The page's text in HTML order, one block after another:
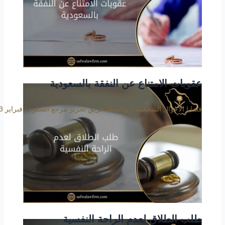
عقوبات الامتناع عن النفقة بالسعودية
قضايا الأحوال الشخصية / بواسطة فريق تحرير مرجع الصفوة/ فبراير 3, 2020
طلب الطلاق لعدم الراحة النفسية